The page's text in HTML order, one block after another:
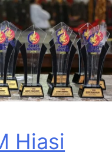
Hiasi